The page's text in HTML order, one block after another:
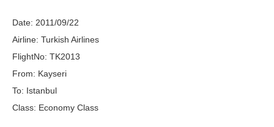
Date: 2011/09/22
Airline: Turkish Airlines
FlightNo: TK2013
From: Kayseri
To: Istanbul
Class: Economy Class